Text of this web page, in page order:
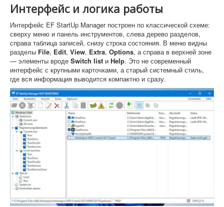
Интерфейс и логика работы
Интерфейс EF StartUp Manager построен по классической схеме:
сверху меню и панель инструментов, слева дерево разделов,
справа таблица записей, снизу строка состояния. В меню видны
разделы File, Edit, View, Extra, Options, а справа в верхней зоне
— элементы вроде Switch list и Help. Это не современный
интерфейс с крупными карточками, а старый системный стиль,
где вся информация выводится компактно и сразу.